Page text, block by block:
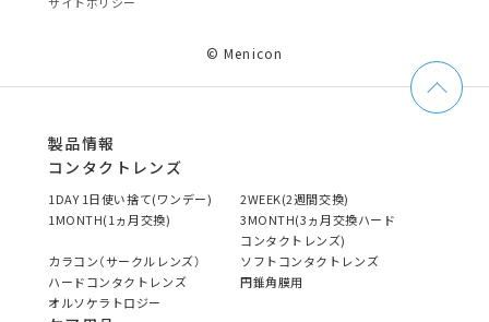
© Menicon
製品情報
コンタクトレンズ
1DAY 1日使い捨て(ワンデー)
2WEEK(2週間交換)
1MONTH(1ヵ月交換)
3MONTH(3ヵ月交換ハード
コンタクトレンズ)
カラコン（サークルレンズ）
ソフトコンタクトレンズ
ハードコンタクトレンズ
円錐角膜用
オルソケラトロジー